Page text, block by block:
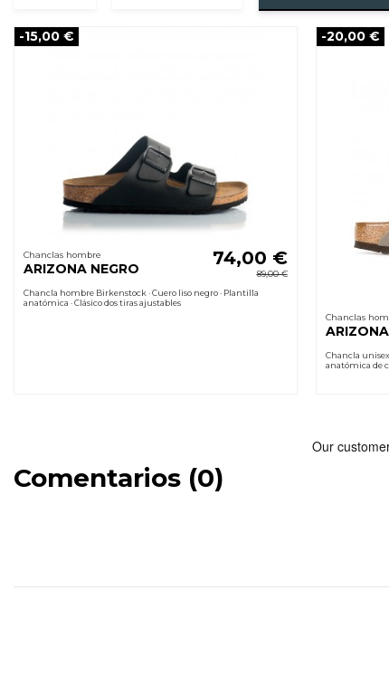
-15,00 €
Chanclas hombre
ARIZONA NEGRO
74,00 €
89,00 €
Chancla hombre Birkenstock · Cuero liso negro · Plantilla
anatómica · Clásico dos tiras ajustables
-20,00 €
Chanclas
Chancla
anatómica de
Comentarios (0)